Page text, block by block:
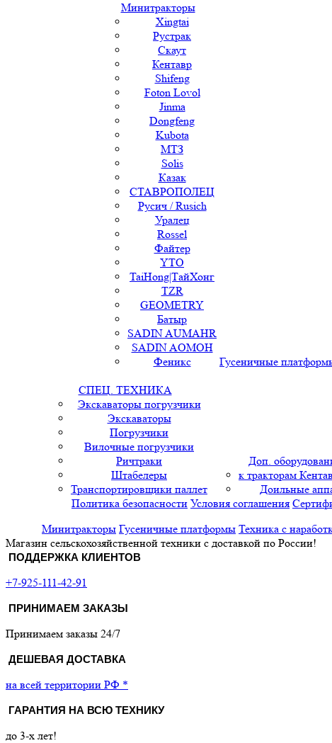
Минитракторы
Xingtai
Рустрак
Скаут
Кентавр
Shifeng
Foton Lovol
Jinma
Dongfeng
Kubota
МТЗ
Solis
Казак
СТАВРОПОЛЕЦ
Русич / Rusich
Уралец
Rossel
Файтер
YTO
TaiHong|ТайХонг
TZR
GEOMETRY
Батыр
SADIN AUMAHR
SADIN AOMOH
Феникс
Гусеничные
СПЕЦ. ТЕХНИКА
Экскаваторы погрузчики
Экскаваторы
Погрузчики
Вилочные погрузчики
Ричтраки
Штабелеры
Транспортировщики паллет
Доп.
к тракторам
Доильные
Политика безопасности Условия соглашения
Минитракторы Гусеничные платформы Техника с
Магазин сельскохозяйственной техники с доставкой по России!
ПОДДЕРЖКА КЛИЕНТОВ
+7-925-111-42-91
ПРИНИМАЕМ ЗАКАЗЫ
Принимаем заказы 24/7
ДЕШЕВАЯ ДОСТАВКА
на всей территории РФ *
ГАРАНТИЯ НА ВСЮ ТЕХНИКУ
до 3-х лет!